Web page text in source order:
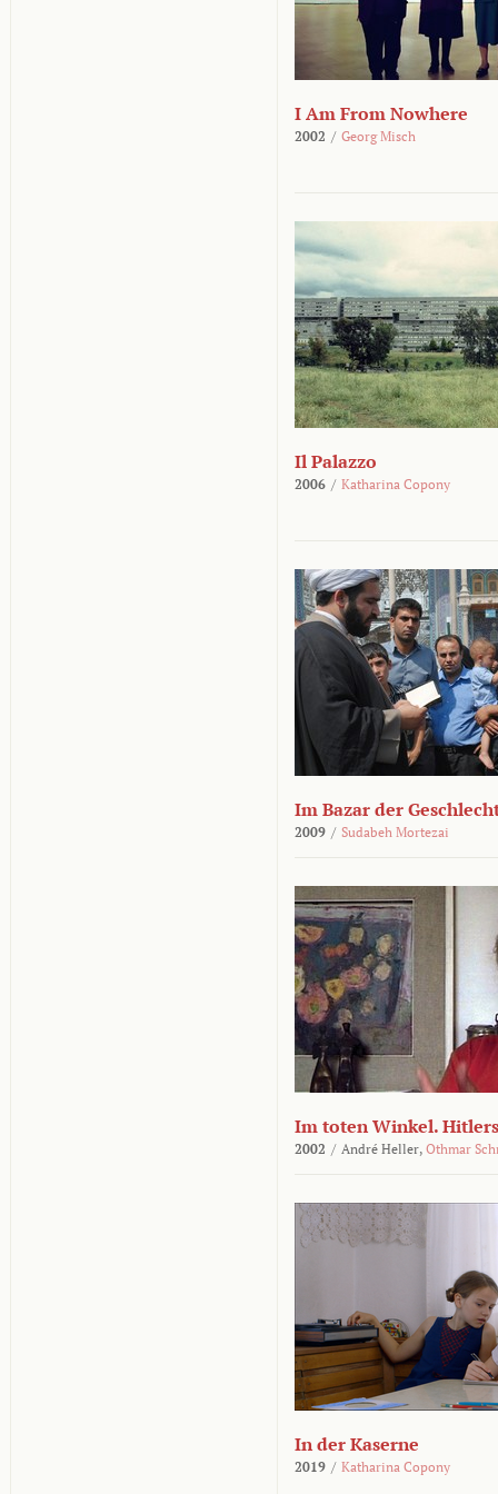
I Am From Nowhere
2002 / Georg Misch
Il Palazzo
2006 / Katharina Copony
Im Bazar der
2009 / Sudabeh Mortezai
Im toten Winkel.
2002 / André Heller, Othmar
In der Kaserne
2019 / Katharina Copony